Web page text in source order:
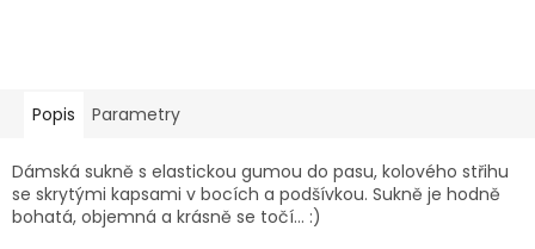
Popis Parametry
Dámská sukně s elastickou gumou do pasu, kolového střihu
se skrytými kapsami v bocích a podšívkou. Sukně je hodně
bohatá, objemná a krásně se točí… :)